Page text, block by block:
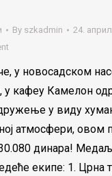
By szkadmin
24.
у новосадском
у кафеу Камелон
у виду
атмосфери, овом
динара!
екипе: 1. Црна